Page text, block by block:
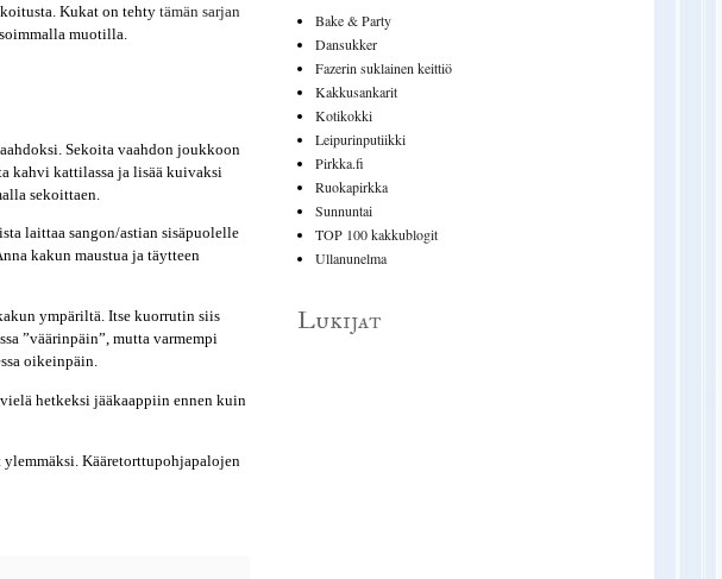
Kukat on tehty tämän sarjan
muotilla.
Sekoita vaahdon joukkoon
kahvi kattilassa ja lisää kuivaksi
sekoittaen.
laittaa sangon/astian sisäpuolelle
kakun maustua ja täytteen
ympäriltä. Itse kuorrutin siis
”väärinpäin”, mutta varmempi
oikeinpäin.
hetkeksi jääkaappiin ennen kuin
Kääretorttupohjapalojen
Bake & Party
Dansukker
Fazerin suklainen keittiö
Kakkusankarit
Kotikokki
Leipurinputiikki
Pirkka.fi
Ruokapirkka
Sunnuntai
TOP 100 kakkublogit
Ullanunelma
Lukijat